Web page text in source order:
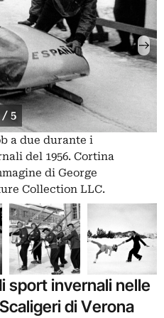
/ 5
a due durante i
del 1956. Cortina
di George
Collection LLC.
sport invernali nelle
di Verona